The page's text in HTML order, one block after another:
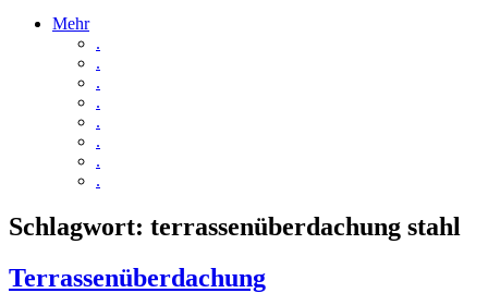
Mehr
.
.
.
.
.
.
.
.
Schlagwort: terrassenüberdachung stahl
Terrassenüberdachung